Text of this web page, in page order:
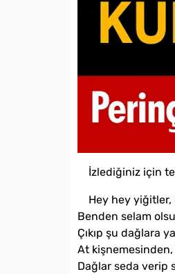
İzlediğiniz için
Hey hey
Benden selam
Çıkıp şu dağlara
At
Dağlar seda verip